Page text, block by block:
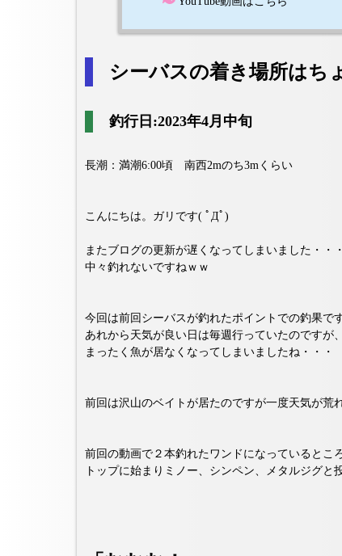
シーバスの着き場所はち
釣行日:2023年4月中旬
長潮：満潮6:00頃 南西2mのち3mくらい
こんにちは。ガリです( ﾟДﾟ)
またブログの更新が遅くなってしまいました・・・
中々釣れないですねｗｗ
今回は前回シーバスが釣れたポイントでの釣果です
あれから天気が良い日は毎週行っていたのですが、
まったく魚が居なくなってしまいましたね・・・
前回は沢山のベイトが居たのですが一度天気が荒
前回の動画で２本釣れたワンドになっているとこ
トップに始まりミノー、シンペン、メタルジグと